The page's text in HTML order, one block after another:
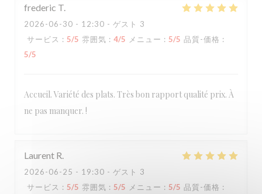
frederic T
2026-06-30 - 12:30 - ゲスト 3
サービス : 5/5 雰囲気 : 4/5 メニュー : 5/5 品質-価格 :
5/5
Accueil. Variété des plats. Très bon rapport qualité prix. À
ne pas manquer. !
Laurent R
2026-06-25 - 19:30 - ゲスト 3
サービス : 5/5 雰囲気 : 5/5 メニュー : 5/5 品質-価格 :